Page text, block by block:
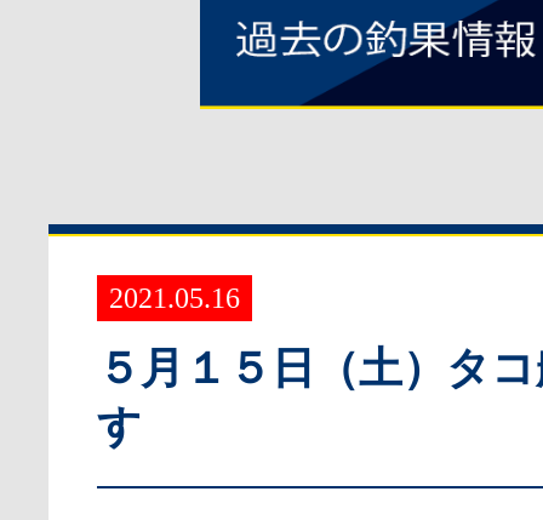
2021.05.16
５月１５日（土）タ
す